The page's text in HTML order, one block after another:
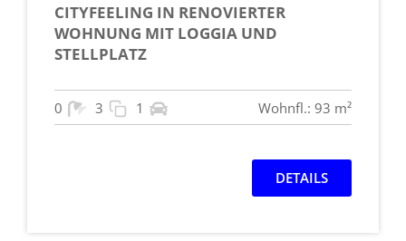
CITYFEELING IN RENOVIERTER
WOHNUNG MIT LOGGIA UND
STELLPLATZ
0 3 1 Wohnfl.: 93 m²
DETAILS